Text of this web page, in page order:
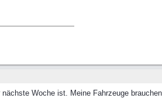
Woche ist. Meine Fahrzeuge